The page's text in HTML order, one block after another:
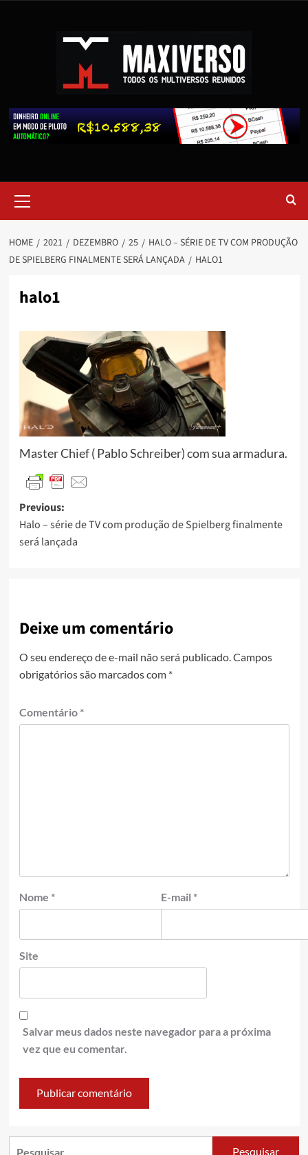
HOME 2021 DEZEMBRO 25
HALO – SÉRIE DE TV COM PRODUÇÃO
DE SPIELBERG FINALMENTE SERÁ LANÇADA
HALO1
halo1
Master Chief ( Pablo Schreiber) com sua armadura.
Previous:
Halo – série de TV com produção de Spielberg finalmente
será lançada
Deixe um comentário
O seu endereço de e-mail não será publicado. Campos
obrigatórios são marcados com *
Comentário *
Nome * E-mail *
Site
Salvar meus dados neste navegador para a próxima
vez que eu comentar.